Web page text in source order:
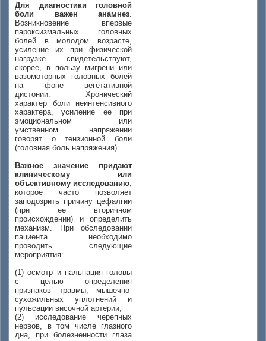
Для диагностики головной
боли важен анамнез.
Возникновение впервые
пароксизмальных головных
болей в молодом возрасте,
усиление их при физической
нагрузке свидетельствуют,
скорее, в пользу мигрени или
вазомоторных головных болей
на фоне вегетативной
дистонии. Хронический
характер боли неинтенсивного
характера, усиление ее при
эмоциональном или
умственном напряжении
говорят о тензионной боли
(головная боль напряжения).
Важное значение придают
клиническому или
объективному исследованию,
которое часто позволяет
заподозрить причину цефалгии
(при ее вторичном
происхождении) и определить
механизм. При обследовании
пациента необходимо
проводить следующие
мероприятия:
(1) осмотр и пальпация головы
с целью определения
признаков травмы, мышечно-
сухожильных уплотнений и
пульсации височной артерии;
(2) исследование черепных
нервов, в том числе глазного
дна, при болезненности глаза